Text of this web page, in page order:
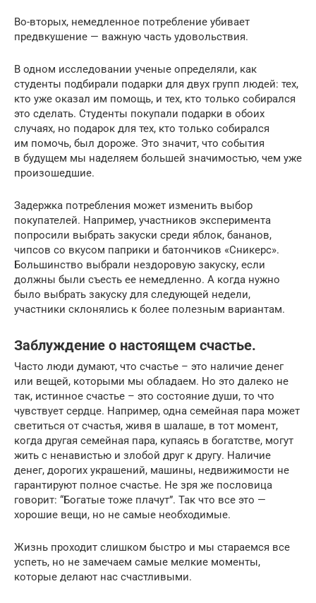
Во-вторых, немедленное потребление убивает
предвкушение — важную часть удовольствия.
В одном исследовании ученые определяли, как
студенты подбирали подарки для двух групп людей: тех,
кто уже оказал им помощь, и тех, кто только собирался
это сделать. Студенты покупали подарки в обоих
случаях, но подарок для тех, кто только собирался
им помочь, был дороже. Это значит, что события
в будущем мы наделяем большей значимостью, чем уже
произошедшие.
Задержка потребления может изменить выбор
покупателей. Например, участников эксперимента
попросили выбрать закуски среди яблок, бананов,
чипсов со вкусом паприки и батончиков «Сникерс».
Большинство выбрали нездоровую закуску, если
должны были съесть ее немедленно. А когда нужно
было выбрать закуску для следующей недели,
участники склонялись к более полезным вариантам.
Заблуждение о настоящем счастье.
Часто люди думают, что счастье – это наличие денег
или вещей, которыми мы обладаем. Но это далеко не
так, истинное счастье – это состояние души, то что
чувствует сердце. Например, одна семейная пара может
светиться от счастья, живя в шалаше, в тот момент,
когда другая семейная пара, купаясь в богатстве, могут
жить с ненавистью и злобой друг к другу. Наличие
денег, дорогих украшений, машины, недвижимости не
гарантируют полное счастье. Не зря же пословица
говорит: “Богатые тоже плачут”. Так что все это —
хорошие вещи, но не самые необходимые.
Жизнь проходит слишком быстро и мы стараемся все
успеть, но не замечаем самые мелкие моменты,
которые делают нас счастливыми.